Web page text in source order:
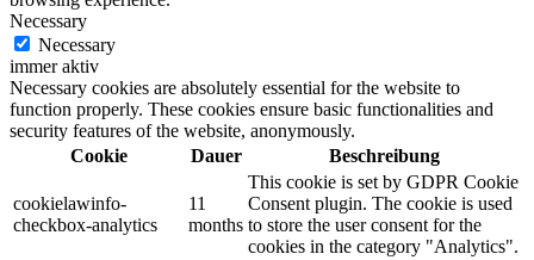
Necessary
Necessary
immer aktiv
Necessary cookies are absolutely essential for the website to
function properly. These cookies ensure basic functionalities and
security features of the website, anonymously.
Cookie
Dauer Beschreibung
cookielawinfo-
checkbox-analytics
11
months
This cookie is set by GDPR Cookie
Consent plugin. The cookie is used
to store the user consent for the
cookies in the category "Analytics".